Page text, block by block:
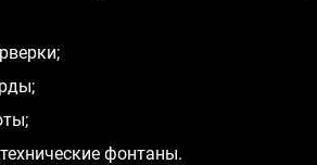
фонтаны.